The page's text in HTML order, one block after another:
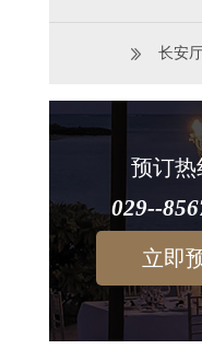
长安
预订热
029--
立即